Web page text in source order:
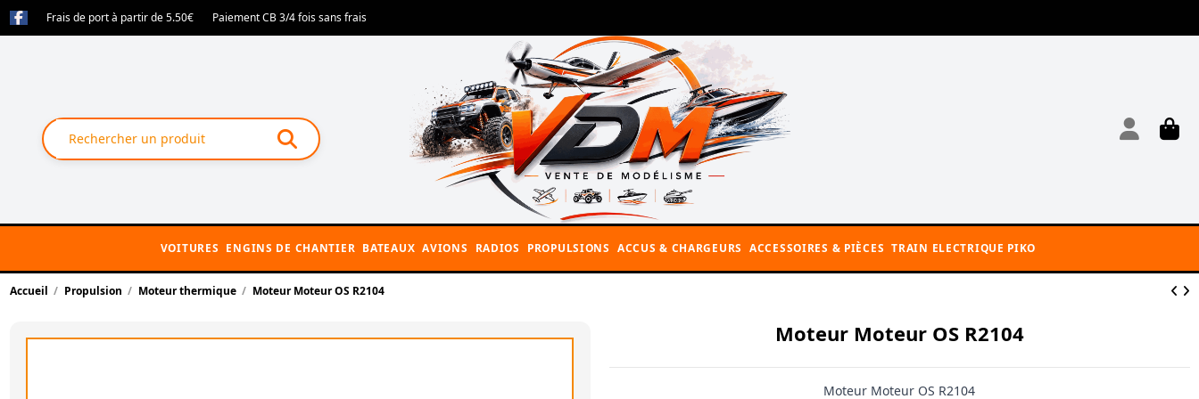
Frais de port à partir de 5.50€ Paiement CB 3/4 fois sans frais
VOITURES ENGINS DE CHANTIER BATEAUX AVIONS RADIOS PROPULSIONS ACCUS & CHARGEURS ACCESSOIRES & PIÈCES TRAIN ELECTRIQUE PIKO
Accueil Propulsion Moteur thermique Moteur Moteur OS R2104
Moteur Moteur OS R2104
Moteur Moteur OS R2104